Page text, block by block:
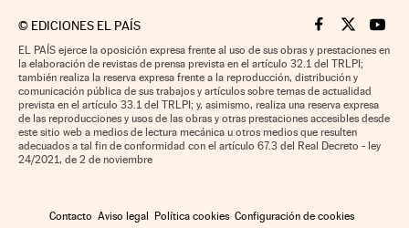
© EDICIONES EL PAÍS Cinco Días en
Cinco Días
Cinco
EL PAÍS ejerce la oposición expresa frente al uso de sus obras y prestaciones en
la elaboración de revistas de prensa prevista en el artículo 32.1 del TRLPI;
también realiza la reserva expresa frente a la reproducción, distribución y
comunicación pública de sus trabajos y artículos sobre temas de actualidad
prevista en el artículo 33.1 del TRLPI; y, asimismo, realiza una reserva expresa
de las reproducciones y usos de las obras y otras prestaciones accesibles desde
este sitio web a medios de lectura mecánica u otros medios que resulten
adecuados a tal fin de conformidad con el artículo 67.3 del Real Decreto - ley
24/2021, de 2 de noviembre
Contacto Aviso legal Política cookies Configuración de cookies